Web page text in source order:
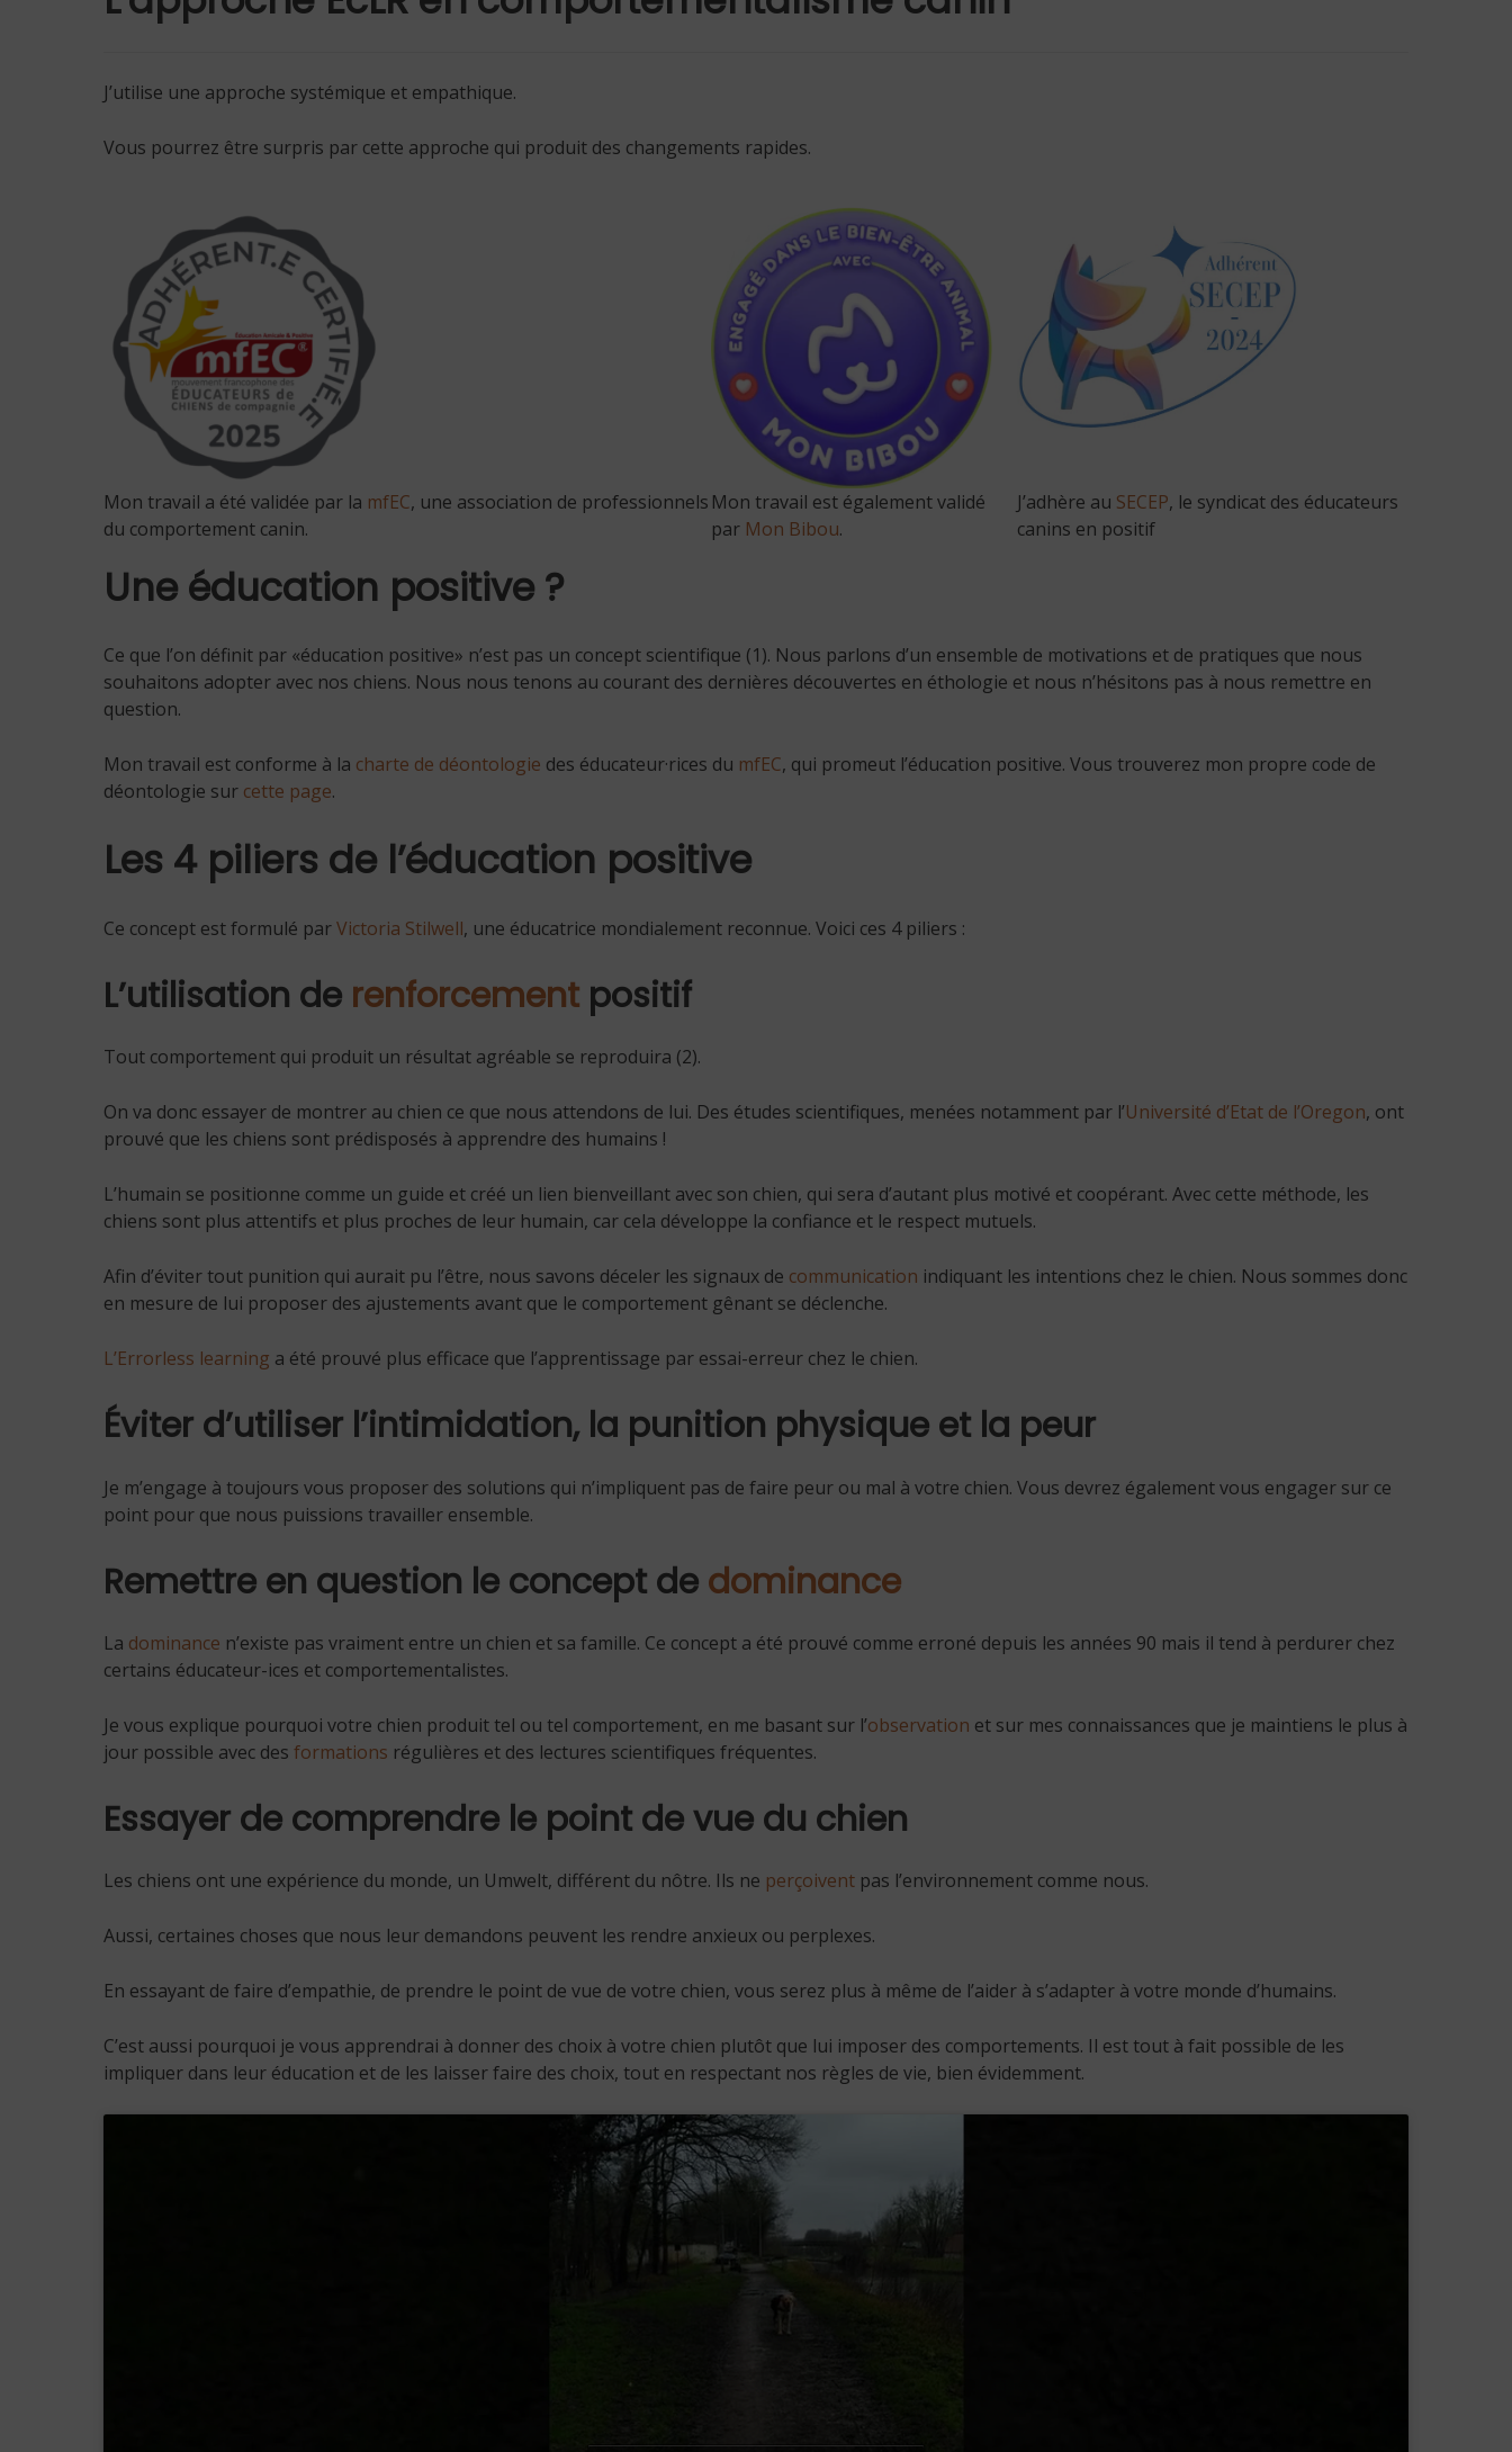
J’utilise une approche systémique et empathique.
Vous pourrez être surpris par cette approche qui produit des changements rapides.
Mon travail a été validée par la mfEC, une association de professionnels
du comportement canin.
Mon travail est également validé
par Mon Bibou.
J’adhère au SECEP, le syndicat des éducateurs
canins en positif
Une éducation positive ?
Ce que l’on définit par «éducation positive» n’est pas un concept scientifique (1). Nous parlons d’un ensemble de motivations et de pratiques que nous
souhaitons adopter avec nos chiens. Nous nous tenons au courant des dernières découvertes en éthologie et nous n’hésitons pas à nous remettre en
question.
Mon travail est conforme à la charte de déontologie des éducateur·rices du mfEC, qui promeut l’éducation positive. Vous trouverez mon propre code de
déontologie sur cette page.
Les 4 piliers de l’éducation positive
Ce concept est formulé parVictoria Stilwell, une éducatrice mondialement reconnue. Voici ces 4 piliers :
L’utilisation de renforcement positif
Tout comportement qui produit un résultat agréable se reproduira (2).
On va donc essayer de montrer au chien ce que nous attendons de lui. Des études scientifiques, menées notamment par l’Université d’Etat de l’Oregon, ont
prouvé que les chiens sont prédisposés à apprendre des humains !
L’humain se positionne comme un guide et créé un lien bienveillant avec son chien, qui sera d’autant plus motivé et coopérant. Avec cette méthode, les
chiens sont plus attentifs et plus proches de leur humain, car cela développe la confiance et le respect mutuels.
Afin d’éviter tout punition qui aurait pu l’être, nous savons déceler les signaux de communication indiquant les intentions chez le chien. Nous sommes donc
en mesure de lui proposer des ajustements avant que le comportement gênant se déclenche.
L’Errorless learning a été prouvé plus efficace que l’apprentissage par essai-erreur chez le chien.
Éviter d’utiliser l’intimidation, la punition physique et la peur
Je m’engage à toujours vous proposer des solutions qui n’impliquent pas de faire peur ou mal à votre chien. Vous devrez également vous engager sur ce
point pour que nous puissions travailler ensemble.
Remettre en question le concept de dominance
La dominance n’existe pas vraiment entre un chien et sa famille. Ce concept a été prouvé comme erroné depuis les années 90 mais il tend à perdurer chez
certains éducateur-ices et comportementalistes.
Je vous explique pourquoi votre chien produit tel ou tel comportement, en me basant sur l’observation et sur mes connaissances que je maintiens le plus à
jour possible avec des formations régulières et des lectures scientifiques fréquentes.
Essayer de comprendre le point de vue du chien
Les chiens ont une expérience du monde, un Umwelt, différent du nôtre. Ils ne perçoivent pas l’environnement comme nous.
Aussi, certaines choses que nous leur demandons peuvent les rendre anxieux ou perplexes.
En essayant de faire d’empathie, de prendre le point de vue de votre chien, vous serez plus à même de l’aider à s’adapter à votre monde d’humains.
C’est aussi pourquoi je vous apprendrai à donner des choix à votre chien plutôt que lui imposer des comportements. Il est tout à fait possible de les
impliquer dans leur éducation et de les laisser faire des choix, tout en respectant nos règles de vie, bien évidemment.